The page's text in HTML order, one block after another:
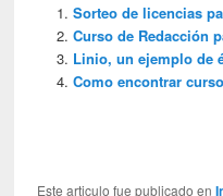
Sorteo de licencias
Curso de Redacción
Linio, un ejemplo de
Como encontrar
Este articulo fue publicado en